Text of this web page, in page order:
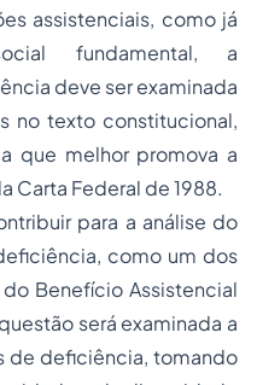
assistenciais, como já
fundamental, a
deve ser examinada
no texto constitucional,
que melhor promova a
Carta Federal de 1988.
para a análise do
como um dos
Benefício Assistencial
será examinada a
de deficiência, tomando